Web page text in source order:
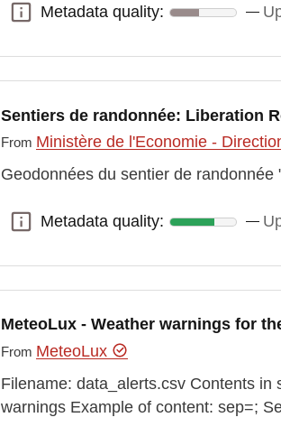
Metadata quality:
Metadata quality:
Sentiers de randonnée: Liberation
From Ministère de l'Economie -
Geodonnées du sentier de randonnée
Metadata quality:
Metadata quality:
MeteoLux - Weather warnings for
From MeteoLux
Filename: data_alerts.csv Contents
warnings Example of content: sep=;